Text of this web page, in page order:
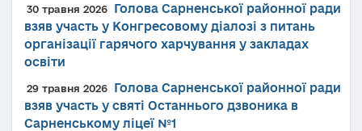
30 травня 2026
Голова Сарненської районної ради
взяв участь у Конгресовому діалозі з питань
організації гарячого харчування у закладах
освіти
29 травня 2026
Голова Сарненської районної ради
взяв участь у святі Останнього дзвоника в
Сарненському ліцеї №1